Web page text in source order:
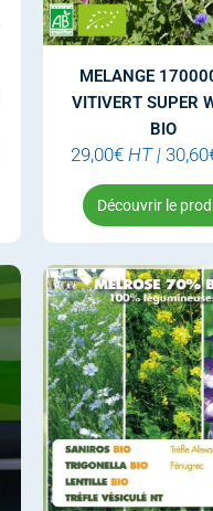
MELANGE
VITIVERT SUPER
BIO
29,00€ HT | 30,60
Découvrir le